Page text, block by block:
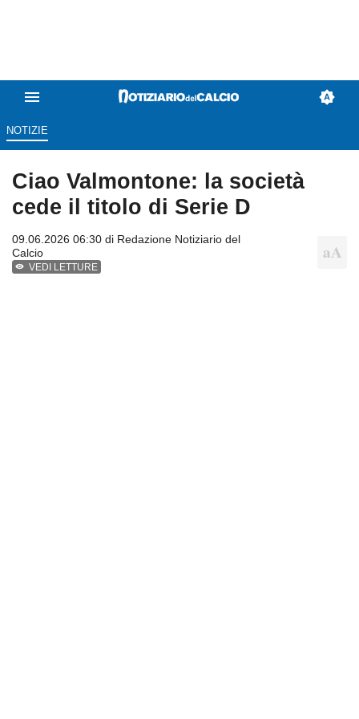
NOTIZIE
Ciao Valmontone: la società
cede il titolo di Serie D
09.06.2026 06:30 di Redazione Notiziario del
Calcio
VEDI LETTURE